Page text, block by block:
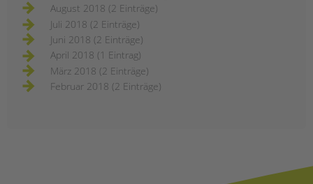
August 2018 (2 Einträge)
Juli 2018 (2 Einträge)
Juni 2018 (2 Einträge)
April 2018 (1 Eintrag)
März 2018 (2 Einträge)
Februar 2018 (2 Einträge)